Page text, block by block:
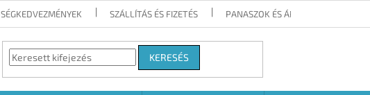
SZÁLLÍTÁS ÉS FIZETÉS PANASZOK ÉS ÁRUK VISSZAKÜLDÉSE
KERESÉS